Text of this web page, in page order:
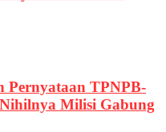
Pernyataan TPNPB-
Milisi Gabung